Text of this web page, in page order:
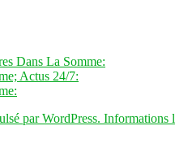
Dans La Somme:
Actus 24/7:
par WordPress. Informations